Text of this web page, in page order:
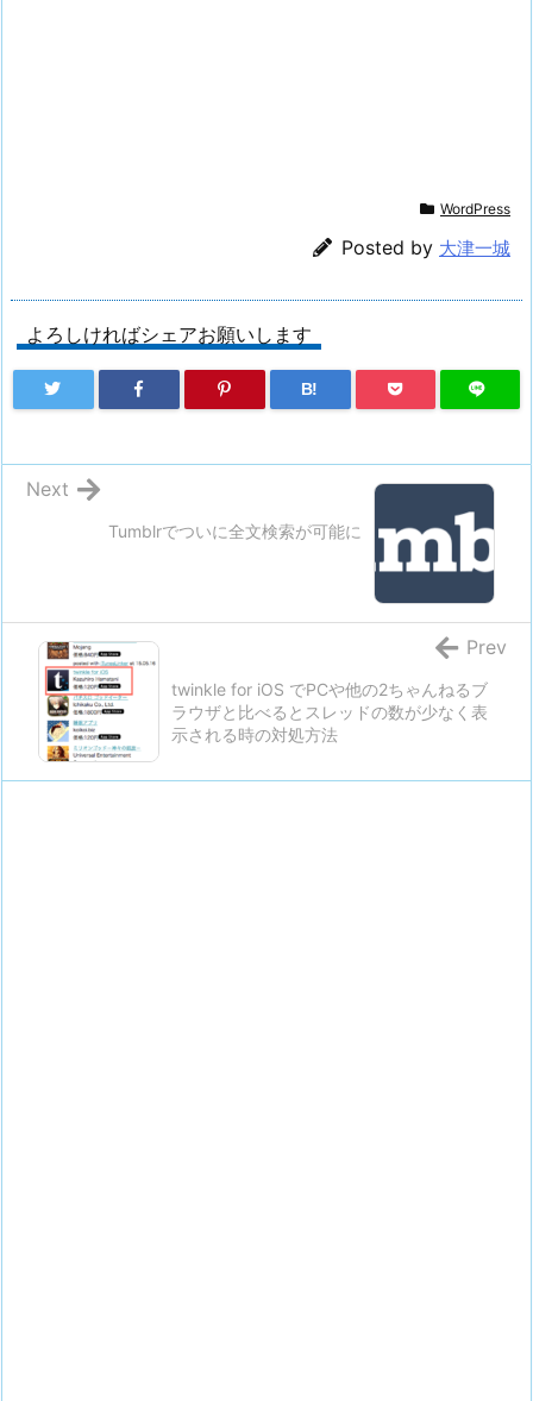
WordPress
Posted by 大津一城
よろしければシェアお願いします
B!
Tumblrでついに全文検索が可能に
Next
twinkle for iOS でPCや他の2ちゃんねるブ
ラウザと比べるとスレッドの数が少なく表
示される時の対処方法
Prev